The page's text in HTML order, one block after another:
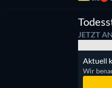
JETZT
Aktuell
Wir